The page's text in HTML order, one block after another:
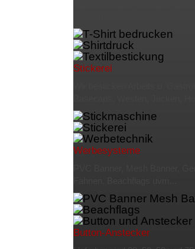
Stickerei
Werbesysteme
Button-Anstecker